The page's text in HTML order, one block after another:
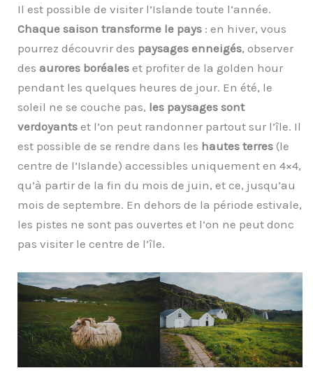
Il est possible de visiter l’Islande toute l’année.
Chaque saison transforme le pays : en hiver, vous
pourrez découvrir des paysages enneigés, observer
des aurores boréales et profiter de la golden hour
pendant les quelques heures de jour. En été, le
soleil ne se couche pas, les paysages sont
verdoyants et l’on peut randonner partout sur l’île. Il
est possible de se rendre dans les hautes terres (le
centre de l’Islande) accessibles uniquement en 4×4,
qu’à partir de la fin du mois de juin, et ce, jusqu’au
mois de septembre. En dehors de la période estivale,
les pistes ne sont pas ouvertes et l’on ne peut donc
pas visiter le centre de l’île.